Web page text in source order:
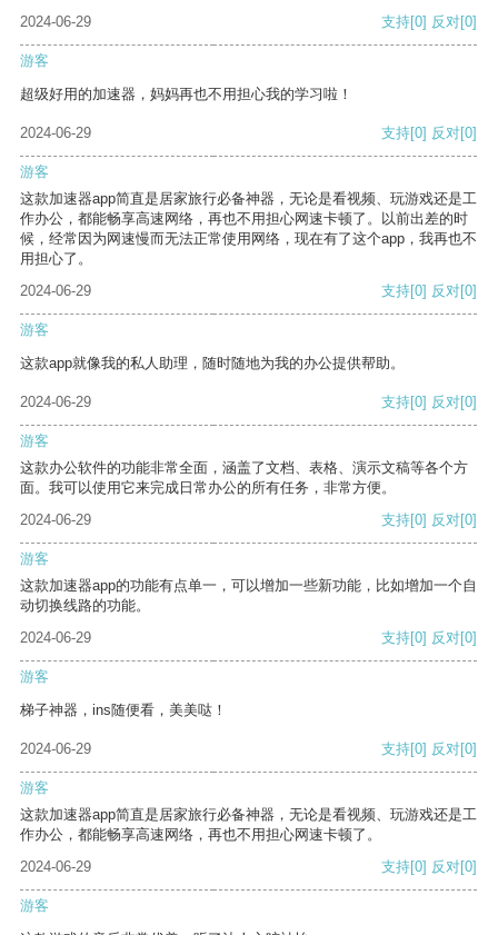
2024-06-29
支持[0] 反对[0]
游客
超级好用的加速器，妈妈再也不用担心我的学习啦！
2024-06-29 支持[0] 反对[0]
游客
这款加速器app简直是居家旅行必备神器，无论是看视频、玩游戏还是工
作办公，都能畅享高速网络，再也不用担心网速卡顿了。以前出差的时
候，经常因为网速慢而无法正常使用网络，现在有了这个app，我再也不
用担心了。
2024-06-29
支持[0] 反对[0]
游客
这款app就像我的私人助理，随时随地为我的办公提供帮助。
2024-06-29 支持[0] 反对[0]
游客
这款办公软件的功能非常全面，涵盖了文档、表格、演示文稿等各个方
面。我可以使用它来完成日常办公的所有任务，非常方便。
2024-06-29
支持[0] 反对[0]
游客
这款加速器app的功能有点单一，可以增加一些新功能，比如增加一个自
动切换线路的功能。
2024-06-29
支持[0] 反对[0]
游客
梯子神器，ins随便看，美美哒！
2024-06-29 支持[0] 反对[0]
游客
这款加速器app简直是居家旅行必备神器，无论是看视频、玩游戏还是工
作办公，都能畅享高速网络，再也不用担心网速卡顿了。
2024-06-29
支持[0] 反对[0]
游客